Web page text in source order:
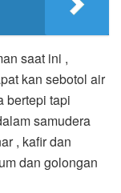
saat ini ,
kan sebotol air
bertepi tapi
samudera
, kafir dan
dan golongan